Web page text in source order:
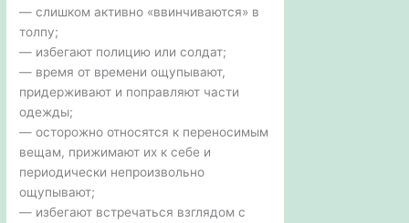
— слишком активно «ввинчиваются» в
толпу;
— избегают полицию или солдат;
— время от времени ощупывают,
придерживают и поправляют части
одежды;
— осторожно относятся к переносимым
вещам, прижимают их к себе и
периодически непроизвольно
ощупывают;
— избегают встречаться взглядом с